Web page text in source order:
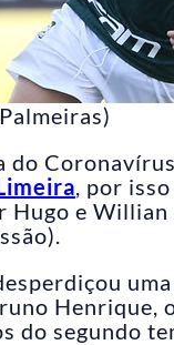
do
, por
Hugo e
Henrique,
do segundo